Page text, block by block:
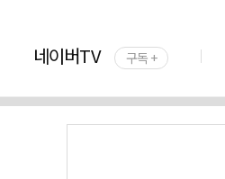
네이버TV 구독 +